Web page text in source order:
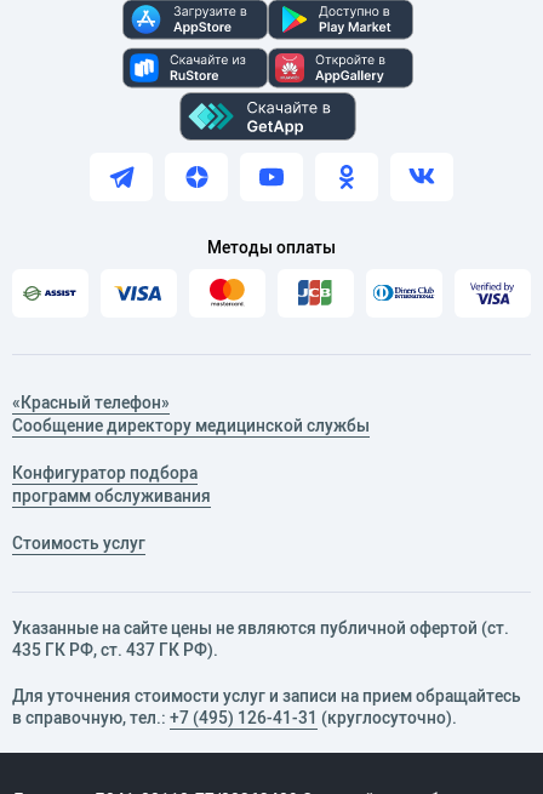
Методы оплаты
«Красный телефон»
Сообщение директору медицинской службы
Конфигуратор подбора
программ обслуживания
Стоимость услуг
Указанные на сайте цены не являются публичной офертой (ст.
435 ГК РФ, cт. 437 ГК РФ).
Для уточнения стоимости услуг и записи на прием обращайтесь
в справочную, тел.: +7 (495) 126-41-31 (круглосуточно).